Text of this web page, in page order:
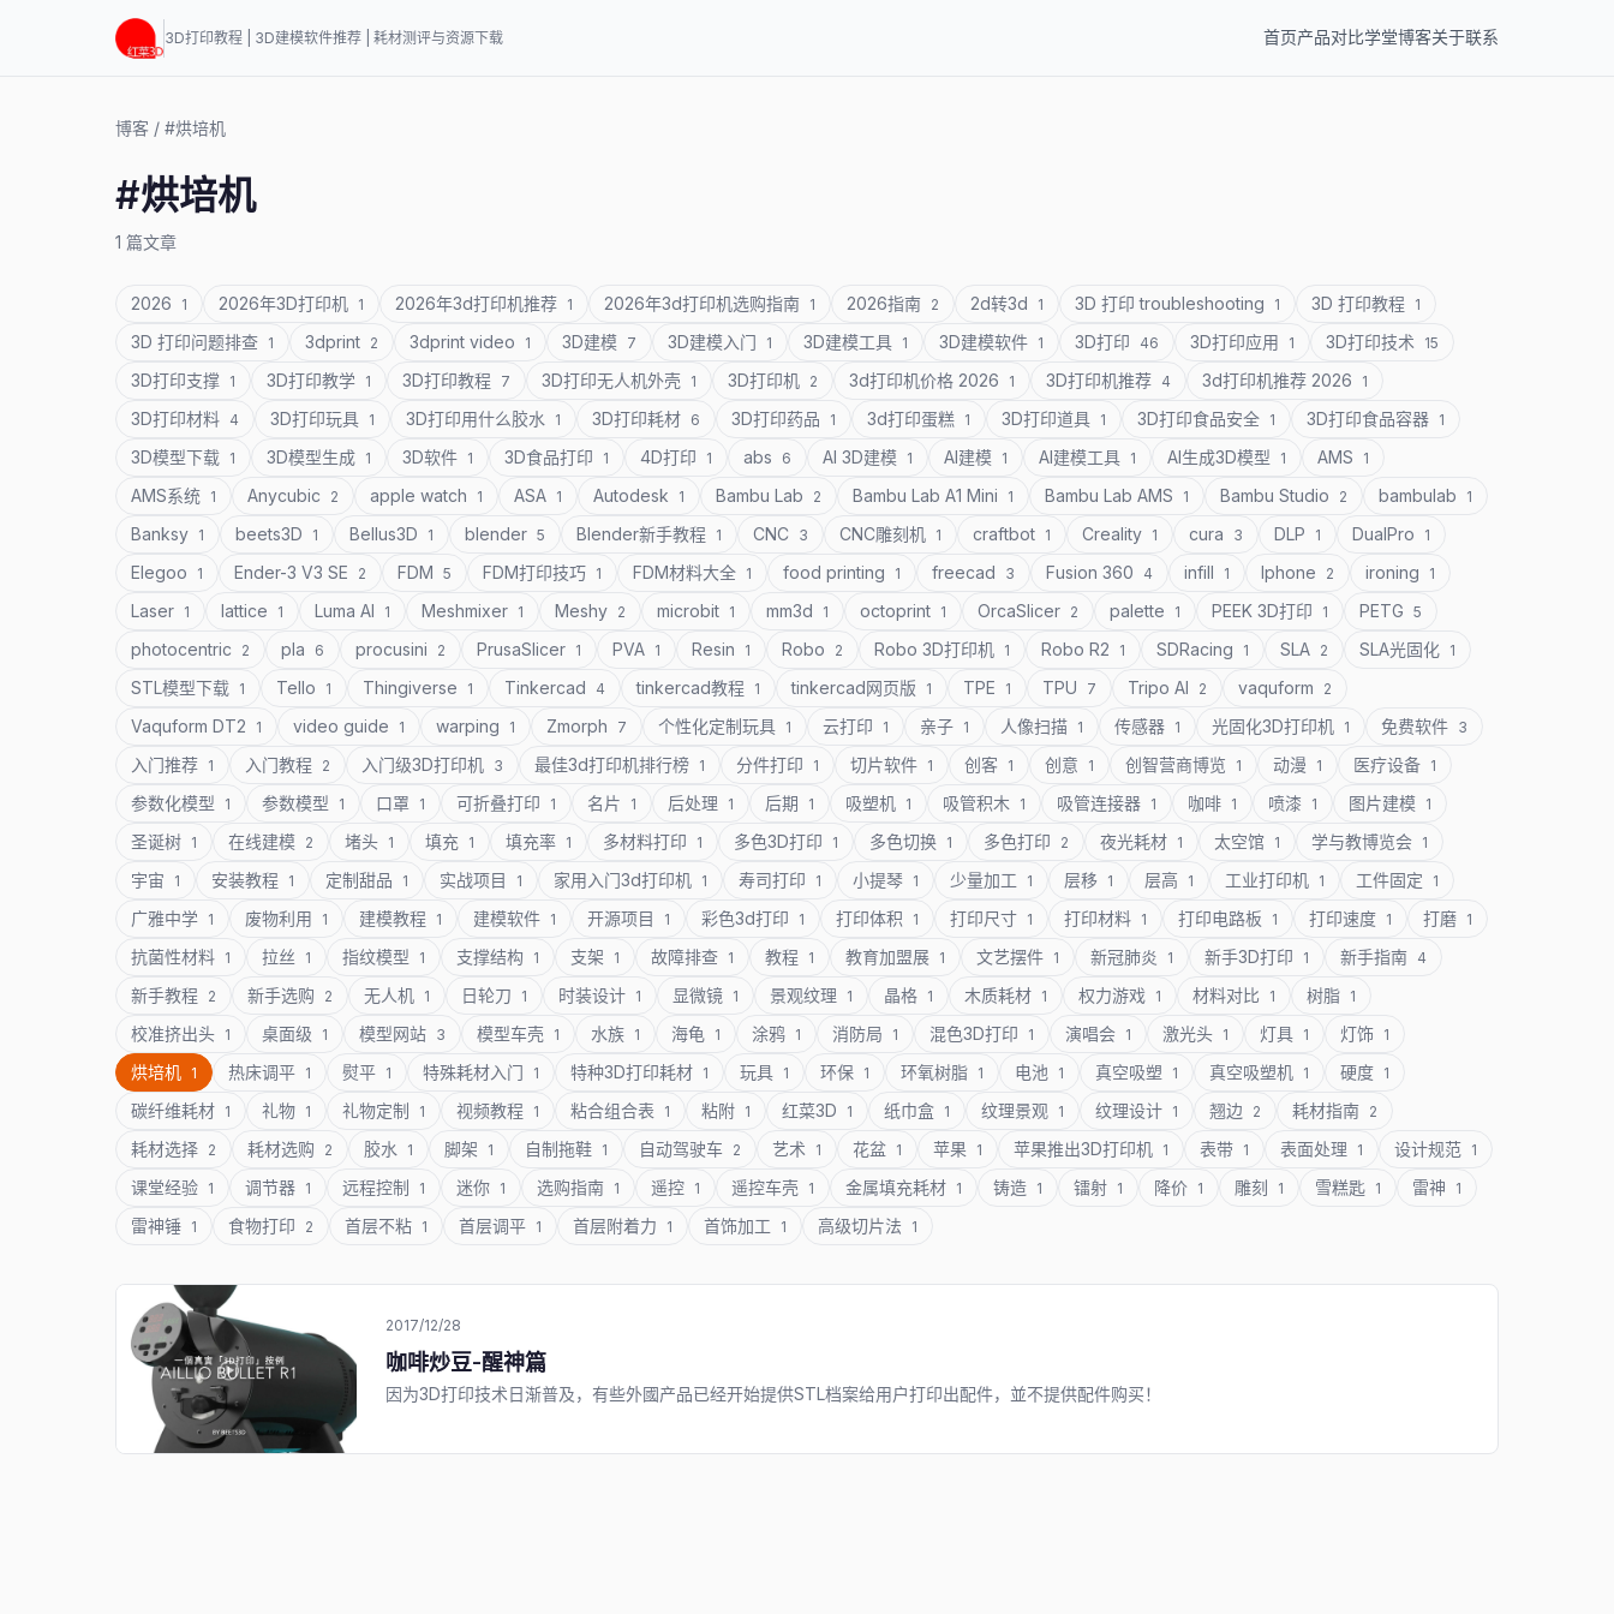
3D打印教程 | 3D建模软件推荐 | 耗材测评与资源下载 首页产品对比学堂博客关于联系
博客 / #烘培机
#烘培机
1 篇文章
2026 1 2026年3D打印机 1 2026年3d打印机推荐 1 2026年3d打印机选购指南 1 2026指南 2 2d转3d 1 3D 打印 troubleshooting 1 3D 打印教程 1
3D 打印问题排查 1 3dprint 2 3dprint video 1 3D建模 7 3D建模入门 1 3D建模工具 1 3D建模软件 1 3D打印 46 3D打印应用 1 3D打印技术 15
3D打印支撑 1 3D打印教学 1 3D打印教程 7 3D打印无人机外壳 1 3D打印机 2 3d打印机价格 2026 1 3D打印机推荐 4 3d打印机推荐 2026 1
3D打印材料 4 3D打印玩具 1 3D打印用什么胶水 1 3D打印耗材 6 3D打印药品 1 3d打印蛋糕 1 3D打印道具 1 3D打印食品安全 1 3D打印食品容器 1
3D模型下载 1 3D模型生成 1 3D软件 1 3D食品打印 1 4D打印 1 abs 6 AI 3D建模 1 AI建模 1 AI建模工具 1 AI生成3D模型 1 AMS 1
AMS系统 1 Anycubic 2 apple watch 1 ASA 1 Autodesk 1 Bambu Lab 2 Bambu Lab A1 Mini 1 Bambu Lab AMS 1 Bambu Studio 2 bambulab 1
Banksy 1 beets3D 1 Bellus3D 1 blender 5 Blender新手教程 1 CNC 3 CNC雕刻机 1 craftbot 1 Creality 1 cura 3 DLP 1 DualPro 1
Elegoo 1 Ender-3 V3 SE 2 FDM 5 FDM打印技巧 1 FDM材料大全 1 food printing 1 freecad 3 Fusion 360 4 infill 1 Iphone 2 ironing 1
Laser 1 lattice 1 Luma AI 1 Meshmixer 1 Meshy 2 microbit 1 mm3d 1 octoprint 1 OrcaSlicer 2 palette 1 PEEK 3D打印 1 PETG 5
photocentric 2 pla 6 procusini 2 PrusaSlicer 1 PVA 1 Resin 1 Robo 2 Robo 3D打印机 1 Robo R2 1 SDRacing 1 SLA 2 SLA光固化 1
STL模型下载 1 Tello 1 Thingiverse 1 Tinkercad 4 tinkercad教程 1 tinkercad网页版 1 TPE 1 TPU 7 Tripo AI 2 vaquform 2
Vaquform DT2 1 video guide 1 warping 1 Zmorph 7 个性化定制玩具 1 云打印 1 亲子 1 人像扫描 1 传感器 1 光固化3D打印机 1 免费软件 3
入门推荐 1 入门教程 2 入门级3D打印机 3 最佳3d打印机排行榜 1 分件打印 1 切片软件 1 创客 1 创意 1 创智营商博览 1 动漫 1 医疗设备 1
参数化模型 1 参数模型 1 口罩 1 可折叠打印 1 名片 1 后处理 1 后期 1 吸塑机 1 吸管积木 1 吸管连接器 1 咖啡 1 喷漆 1 图片建模 1
圣诞树 1 在线建模 2 堵头 1 填充 1 填充率 1 多材料打印 1 多色3D打印 1 多色切换 1 多色打印 2 夜光耗材 1 太空馆 1 学与教博览会 1
宇宙 1 安装教程 1 定制甜品 1 实战项目 1 家用入门3d打印机 1 寿司打印 1 小提琴 1 少量加工 1 层移 1 层高 1 工业打印机 1 工件固定 1
广雅中学 1 废物利用 1 建模教程 1 建模软件 1 开源项目 1 彩色3d打印 1 打印体积 1 打印尺寸 1 打印材料 1 打印电路板 1 打印速度 1 打磨 1
抗菌性材料 1 拉丝 1 指纹模型 1 支撑结构 1 支架 1 故障排查 1 教程 1 教育加盟展 1 文艺摆件 1 新冠肺炎 1 新手3D打印 1 新手指南 4
新手教程 2 新手选购 2 无人机 1 日轮刀 1 时装设计 1 显微镜 1 景观纹理 1 晶格 1 木质耗材 1 权力游戏 1 材料对比 1 树脂 1
校准挤出头 1 桌面级 1 模型网站 3 模型车壳 1 水族 1 海龟 1 涂鸦 1 消防局 1 混色3D打印 1 演唱会 1 激光头 1 灯具 1 灯饰 1
烘培机 1 热床调平 1 熨平 1 特殊耗材入门 1 特种3D打印耗材 1 玩具 1 环保 1 环氧树脂 1 电池 1 真空吸塑 1 真空吸塑机 1 硬度 1
碳纤维耗材 1 礼物 1 礼物定制 1 视频教程 1 粘合组合表 1 粘附 1 红菜3D 1 纸巾盒 1 纹理景观 1 纹理设计 1 翘边 2 耗材指南 2
耗材选择 2 耗材选购 2 胶水 1 脚架 1 自制拖鞋 1 自动驾驶车 2 艺术 1 花盆 1 苹果 1 苹果推出3D打印机 1 表带 1 表面处理 1 设计规范 1
课堂经验 1 调节器 1 远程控制 1 迷你 1 选购指南 1 遥控 1 遥控车壳 1 金属填充耗材 1 铸造 1 镭射 1 降价 1 雕刻 1 雪糕匙 1 雷神 1
雷神锤 1 食物打印 2 首层不粘 1 首层调平 1 首层附着力 1 首饰加工 1 高级切片法 1
2017/12/28
咖啡炒豆-醒神篇
因为3D打印技术日渐普及，有些外國产品已经开始提供STL档案给用户打印出配件，並不提供配件购买！